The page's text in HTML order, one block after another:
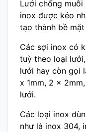
Lưới chống
inox được kéo
tạo thành bề
Các sợi inox có
tuỳ theo loại
lưới hay còn gọi
x 1mm, 2 x
lưới.
Các loại inox
như là inox 304,